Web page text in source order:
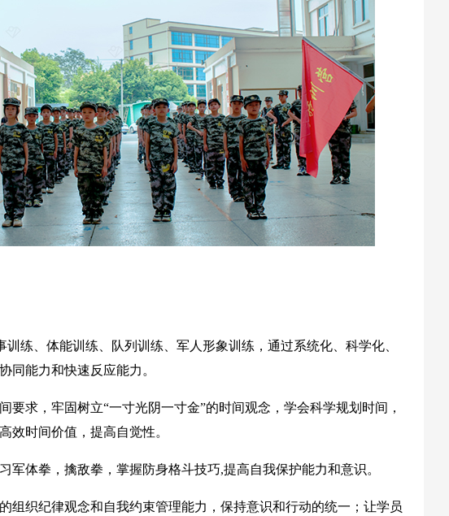
练、体能训练、队列训练、军人形象训练，通过系统化、科学化、
同能力和快速反应能力。
求，牢固树立“一寸光阴一寸金”的时间观念，学会科学规划时间，
效时间价值，提高自觉性。
体拳，擒敌拳，掌握防身格斗技巧,提高自我保护能力和意识。
织纪律观念和自我约束管理能力，保持意识和行动的统一；让学员